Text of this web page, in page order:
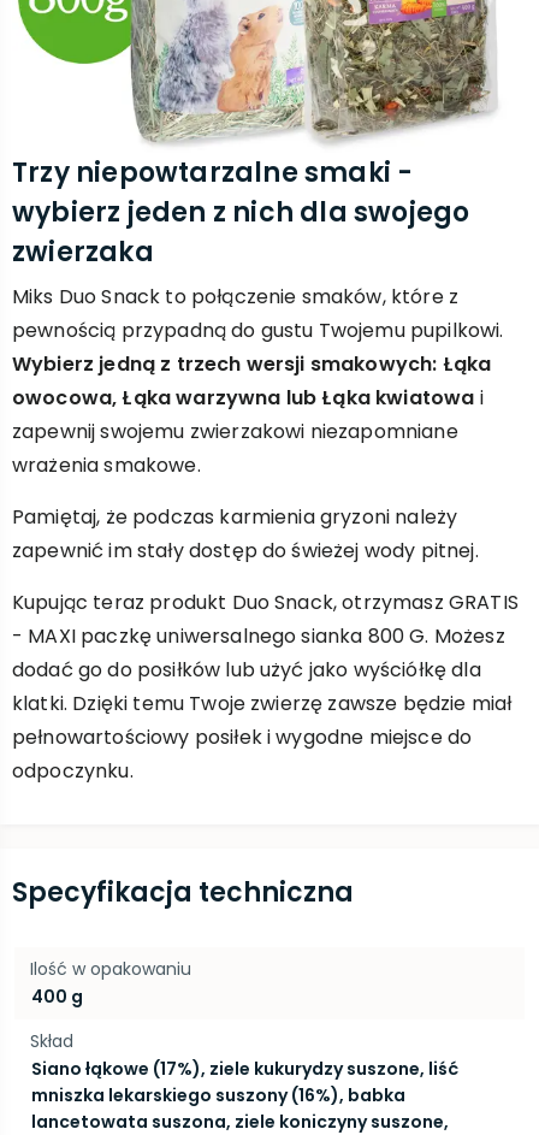
Trzy niepowtarzalne smaki -
wybierz jeden z nich dla swojego
zwierzaka
Miks Duo Snack to połączenie smaków, które z
pewnością przypadną do gustu Twojemu pupilkowi.
Wybierz jedną z trzech wersji smakowych: Łąka
owocowa, Łąka warzywna lub Łąka kwiatowa i
zapewnij swojemu zwierzakowi niezapomniane
wrażenia smakowe.
Pamiętaj, że podczas karmienia gryzoni należy
zapewnić im stały dostęp do świeżej wody pitnej.
Kupując teraz produkt Duo Snack, otrzymasz GRATIS
- MAXI paczkę uniwersalnego sianka 800 G. Możesz
dodać go do posiłków lub użyć jako wyściółkę dla
klatki. Dzięki temu Twoje zwierzę zawsze będzie miał
pełnowartościowy posiłek i wygodne miejsce do
odpoczynku.
Specyfikacja techniczna
Ilość w opakowaniu
400 g
Skład
Siano łąkowe (17%), ziele kukurydzy suszone, liść
mniszka lekarskiego suszony (16%), babka
lancetowata suszona, ziele koniczyny suszone,